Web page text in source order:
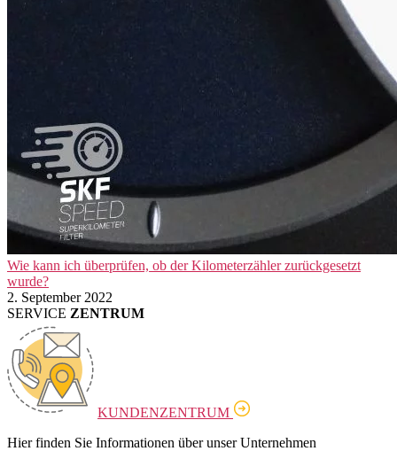
Wie kann ich überprüfen, ob der Kilometerzähler zurückgesetzt
wurde?
2. September 2022
SERVICE ZENTRUM
KUNDENZENTRUM
Hier finden Sie Informationen über unser Unternehmen